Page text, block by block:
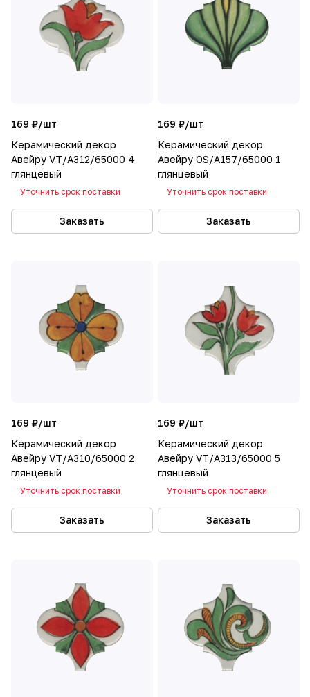
169 ₽/шт
Керамический декор
Авейру VT/A312/65000 4
глянцевый
Уточнить срок поставки
Заказать
169 ₽/шт
Керамический декор
Авейру OS/A157/65000 1
глянцевый
Уточнить срок поставки
Заказать
169 ₽/шт
Керамический декор
Авейру VT/A310/65000 2
глянцевый
Уточнить срок поставки
Заказать
169 ₽/шт
Керамический декор
Авейру VT/A313/65000 5
глянцевый
Уточнить срок поставки
Заказать